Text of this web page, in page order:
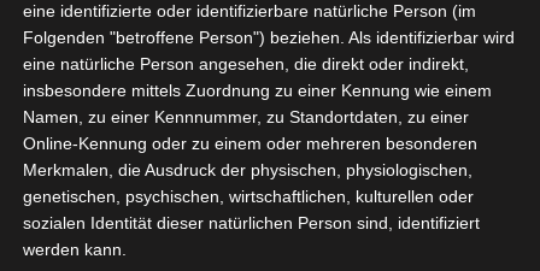
Club Sportif de
Hammam-Lif
(CSHL) 3
Stade Gabèsien
(SG) 0
eine identifizierte oder identifizierbare natürliche Person (im
Folgenden "betroffene Person") beziehen. Als identifizierbar wird
eine natürliche Person angesehen, die direkt oder indirekt,
insbesondere mittels Zuordnung zu einer Kennung wie einem
Namen, zu einer Kennnummer, zu Standortdaten, zu einer
Online-Kennung oder zu einem oder mehreren besonderen
Merkmalen, die Ausdruck der physischen, physiologischen,
genetischen, psychischen, wirtschaftlichen, kulturellen oder
sozialen Identität dieser natürlichen Person sind, identifiziert
werden kann.